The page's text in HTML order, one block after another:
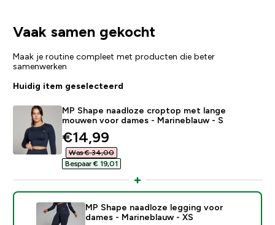
Vaak samen gekocht
Maak je routine compleet met producten die beter
samenwerken
Huidig item geselecteerd
MP Shape naadloze croptop met lange
mouwen voor dames - Marineblauw - S
discounted price
€14,99‎
Was € 34,00‎
Bespaar € 19,01‎
MP Shape naadloze legging voor
dames - Marineblauw - XS